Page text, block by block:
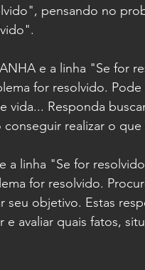
pensando no
e a linha "Se for
for resolvido. Pode
Responda
realizar o
a linha "Se for
for resolvido.
seu objetivo. Estas
avaliar quais fatos,